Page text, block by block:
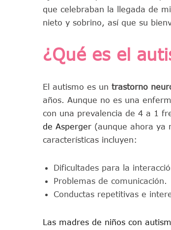
que celebraban la llegada de
nieto y sobrino, así que su
¿Qué es el
El autismo es un trastorno
años. Aunque no es una
con una prevalencia de 4 a 1
de Asperger (aunque ahora ya
características incluyen:
Dificultades para la
Problemas de comunicación.
Conductas repetitivas e
Las madres de niños con